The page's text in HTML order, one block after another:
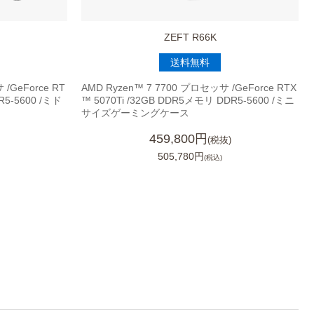
/GeForce RT
5600 /ミド
ZEFT R66K
送料無料
AMD Ryzen™ 7 7700 プロセッサ /GeForce RTX
™ 5070Ti /32GB DDR5メモリ DDR5-5600 /ミニ
サイズゲーミングケース
459,800円 (税抜)
505,780円(税込)